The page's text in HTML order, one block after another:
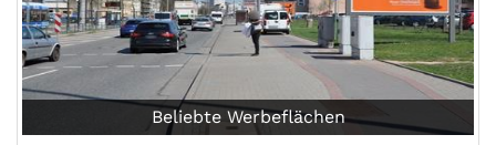
Beliebte Werbeflächen